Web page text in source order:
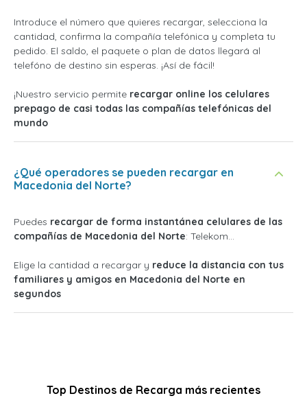
Introduce el número que quieres recargar, selecciona la
cantidad, confirma la compañía telefónica y completa tu
pedido. El saldo, el paquete o plan de datos llegará al
telefóno de destino sin esperas. ¡Así de fácil!
¡Nuestro servicio permite recargar online los celulares
prepago de casi todas las compañías telefónicas del
mundo
¿Qué operadores se pueden recargar en
Macedonia del Norte?
Puedes recargar de forma instantánea celulares de las
compañías de Macedonia del Norte: Telekom...
Elige la cantidad a recargar y reduce la distancia con tus
familiares y amigos en Macedonia del Norte en
segundos
Top Destinos de Recarga más recientes